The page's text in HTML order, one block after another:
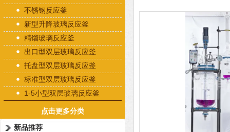
不锈钢反应釜
新型升降玻璃反应釜
精馏玻璃反应釜
出口型双层玻璃反应釜
托盘型双层玻璃反应釜
标准型双层玻璃反应釜
1-5小型双层玻璃反应釜
点击更多分类
新品推荐